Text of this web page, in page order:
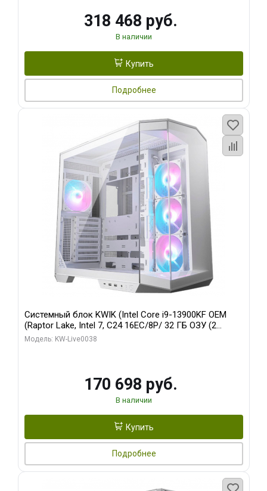
318 468 руб.
В наличии
Купить
Подробнее
Системный блок KWIK (Intel Core i9-13900KF OEM
(Raptor Lake, Intel 7, C24 16EC/8P/ 32 ГБ ОЗУ (2
модуля)/ Gigabyte RX9070XT GAMING OC 16GB GDDR6
Модель: KW-Live0038
170 698 руб.
В наличии
Купить
Подробнее